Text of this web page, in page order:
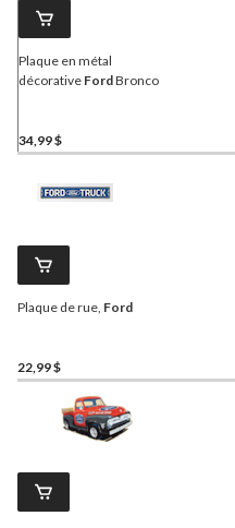
Plaque en métal
décorative FordBronco
34,99 $
Plaque de rue, Ford
22,99 $